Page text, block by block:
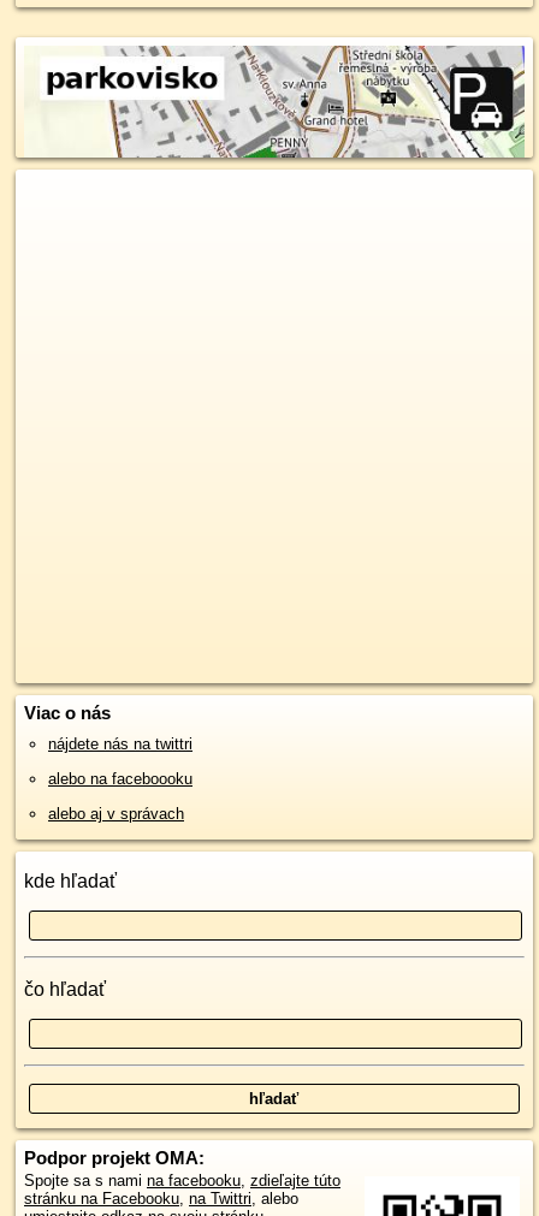
Viac o nás
nájdete nás na twittri
alebo na faceboooku
alebo aj v správach
kde hľadať
čo hľadať
Podpor projekt OMA:
Spojte sa s nami na facebooku, zdieľajte túto
stránku na Facebooku, na Twittri, alebo